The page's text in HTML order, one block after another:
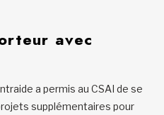
avec
a permis au CSAI de se
supplémentaires pour